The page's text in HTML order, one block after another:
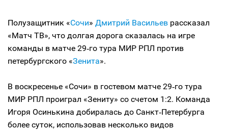
Полузащитник «Сочи» Дмитрий Васильев рассказал
«Матч ТВ», что долгая дорога сказалась на игре
команды в матче 29‑го тура МИР РПЛ против
петербургского «Зенита».
В воскресенье «Сочи» в гостевом матче 29‑го тура
МИР РПЛ проиграл «Зениту» со счетом 1:2. Команда
Игоря Осинькина добиралась до Санкт‑Петербурга
более суток, использовав несколько видов